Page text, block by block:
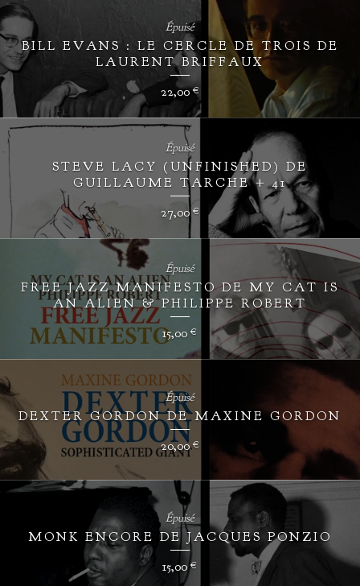
BILL EVANS : LE CERCLE DE TROIS DE
LAURENT BRIFFAUX
22,00€
Épuisé
STEVE LACY (UNFINISHED) DE
GUILLAUME TARCHE + 41
27,00 €
Épuisé
FREE JAZZ MANIFESTO DE MY CAT IS
AN ALIEN & PHILIPPE ROBERT
15,00 €
Épuisé
DEXTER GORDON DE MAXINE GORDON
20,00€
Épuisé
MONK ENCORE DE JACQUES PONZIO
15,00€
Épuisé